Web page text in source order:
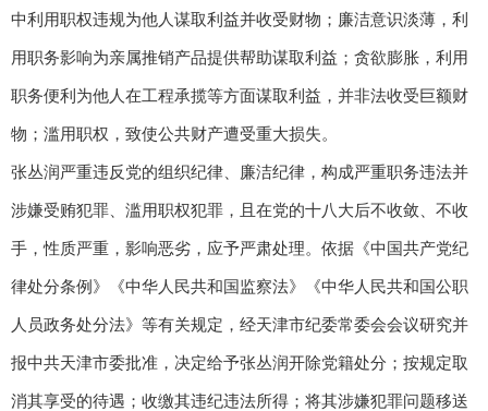
中利用职权违规为他人谋取利益并收受财物；廉洁意识淡薄，利
用职务影响为亲属推销产品提供帮助谋取利益；贪欲膨胀，利用
职务便利为他人在工程承揽等方面谋取利益，并非法收受巨额财
物；滥用职权，致使公共财产遭受重大损失。
张丛润严重违反党的组织纪律、廉洁纪律，构成严重职务违法并
涉嫌受贿犯罪、滥用职权犯罪，且在党的十八大后不收敛、不收
手，性质严重，影响恶劣，应予严肃处理。依据《中国共产党纪
律处分条例》《中华人民共和国监察法》《中华人民共和国公职
人员政务处分法》等有关规定，经天津市纪委常委会会议研究并
报中共天津市委批准，决定给予张丛润开除党籍处分；按规定取
消其享受的待遇；收缴其违纪违法所得；将其涉嫌犯罪问题移送